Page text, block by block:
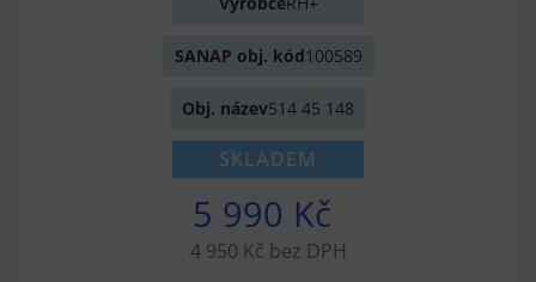
SANAP obj. kód100589
Obj. název514 45 148
SKLADEM
5 990 Kč
4 950 Kč bez DPH